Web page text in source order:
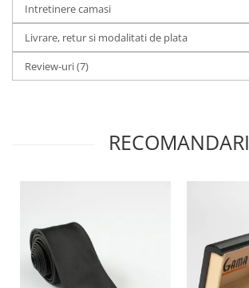
Intretinere camasi
Livrare, retur si modalitati de plata
Review-uri(7)
RECOMANDARI